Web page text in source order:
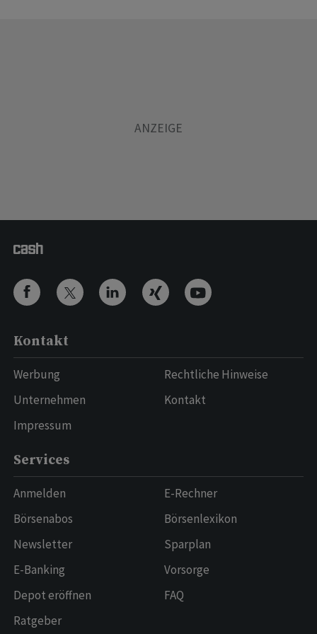
Kontakt
Werbung
Unternehmen
Impressum
Rechtliche Hinweise
Kontakt
Services
Anmelden
Börsenabos
Newsletter
E-Banking
Depot eröffnen
Ratgeber
E-Rechner
Börsenlexikon
Sparplan
Vorsorge
FAQ